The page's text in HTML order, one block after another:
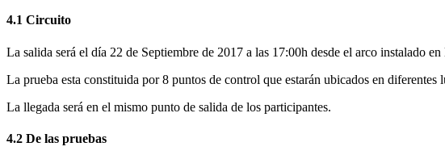
4.1 Circuito
La salida será el día 22 de Septiembre de 2017 a las 17:00h desde el arco instalado
La prueba esta constituida por 8 puntos de control que estarán ubicados en
La llegada será en el mismo punto de salida de los participantes.
4.2 De las pruebas